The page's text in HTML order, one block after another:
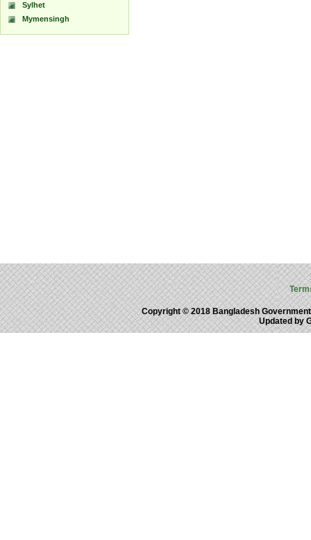
Sylhet
Mymensingh
Copyright © 2018 Bangladesh
Updated by